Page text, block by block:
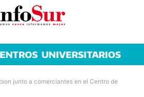
junto a comerciantes en el Centro de